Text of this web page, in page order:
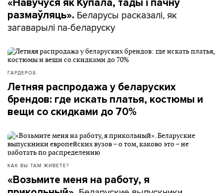
«Навучуся як Купала, тады і пачну
размаўляць». Беларусы расказалі, як
загаварылі па-беларуску
ГАРДЕРОБ
Летняя распродажа у беларуских
брендов: где искать платья, костюмы и
вещи со скидками до 70%
КАК ВЫ ТАМ ЖИВЕТЕ?
«Возьмите меня на работу, я